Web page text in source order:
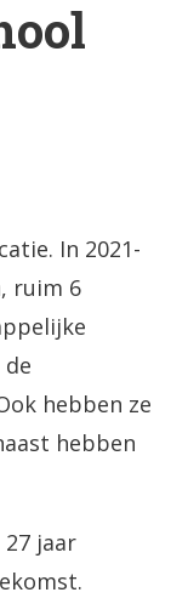
In 2021-
ruim 6
hebben ze
hebben
jaar